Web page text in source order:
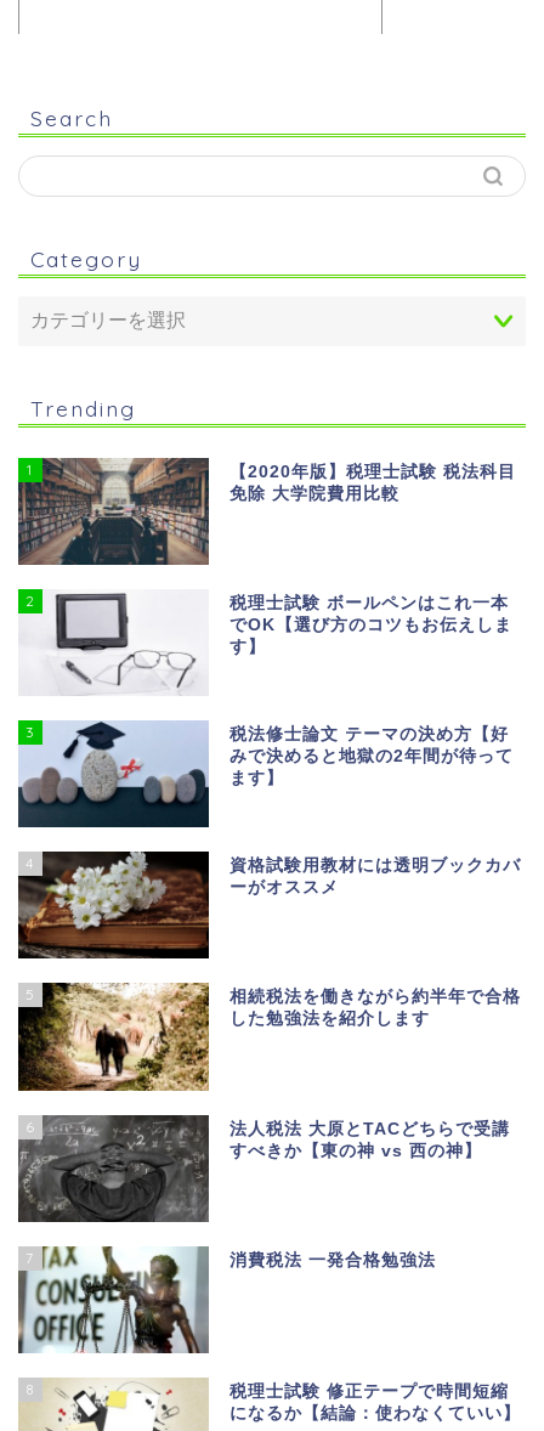
Search
Category
Trending
1
【2020年版】税理士試験 税法科目
免除 大学院費用比較
2
税理士試験 ボールペンはこれ一本
でOK【選び方のコツもお伝えしま
す】
3
税法修士論文 テーマの決め方【好
みで決めると地獄の2年間が待って
ます】
4
資格試験用教材には透明ブックカバ
ーがオススメ
5
相続税法を働きながら約半年で合格
した勉強法を紹介します
6
法人税法 大原とTACどちらで受講
すべきか【東の神 vs 西の神】
7 消費税法 一発合格勉強法
8
税理士試験 修正テープで時間短縮
になるか【結論：使わなくていい】